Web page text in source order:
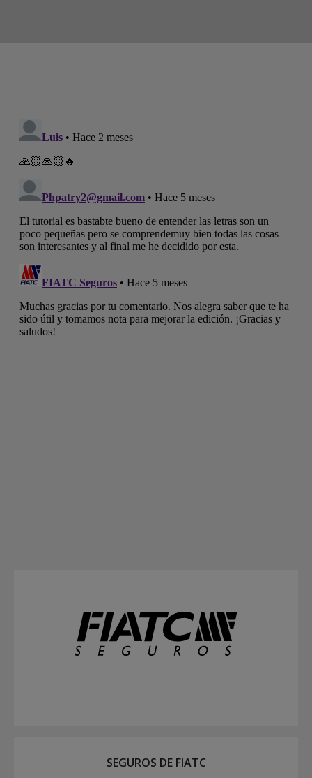
SEGUROS DE FIATC